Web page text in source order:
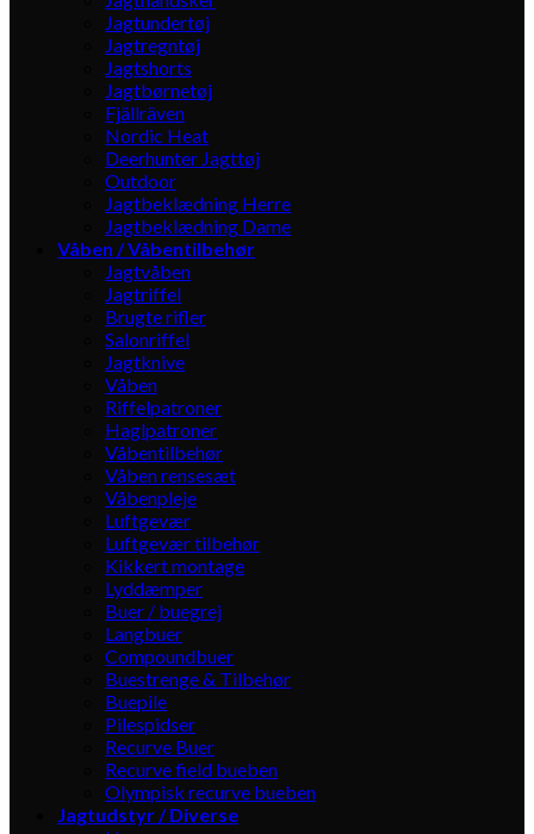
Jagtundertøj
Jagtregntøj
Jagtshorts
Jagtbørnetøj
Fjällräven
Nordic Heat
Deerhunter Jagttøj
Outdoor
Jagtbeklædning Herre
Jagtbeklædning Dame
Våben / Våbentilbehør
Jagtvåben
Jagtriffel
Brugte rifler
Salonriffel
Jagtknive
Våben
Riffelpatroner
Haglpatroner
Våbentilbehør
Våben rensesæt
Våbenpleje
Luftgevær
Luftgevær tilbehør
Kikkert montage
Lyddæmper
Buer / buegrej
Langbuer
Compoundbuer
Buestrenge & Tilbehør
Buepile
Pilespidser
Recurve Buer
Recurve field bueben
Olympisk recurve bueben
Jagtudstyr / Diverse